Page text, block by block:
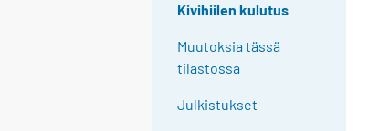
Kivihiilen kulutus
Muutoksia tässä
tilastossa
Julkistukset